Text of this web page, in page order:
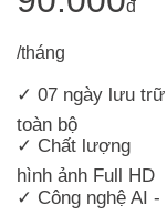
đ
/tháng
✓ 07 ngày lưu trữ
toàn bộ
✓ Chất lượng
hình ảnh Full HD
✓ Công nghệ AI -